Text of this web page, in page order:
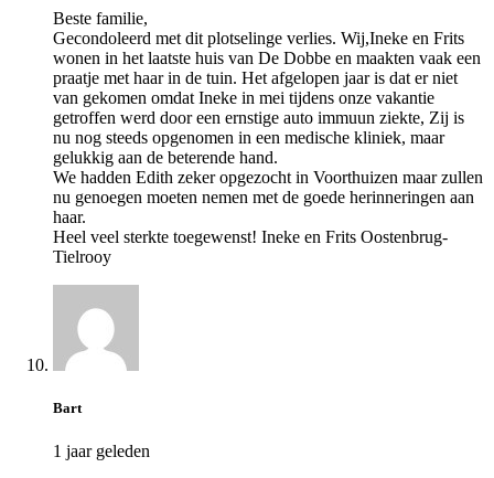
Beste familie,
Gecondoleerd met dit plotselinge verlies. Wij,Ineke en Frits
wonen in het laatste huis van De Dobbe en maakten vaak een
praatje met haar in de tuin. Het afgelopen jaar is dat er niet
van gekomen omdat Ineke in mei tijdens onze vakantie
getroffen werd door een ernstige auto immuun ziekte, Zij is
nu nog steeds opgenomen in een medische kliniek, maar
gelukkig aan de beterende hand.
We hadden Edith zeker opgezocht in Voorthuizen maar zullen
nu genoegen moeten nemen met de goede herinneringen aan
haar.
Heel veel sterkte toegewenst! Ineke en Frits Oostenbrug-
Tielrooy
Bart
1 jaar geleden